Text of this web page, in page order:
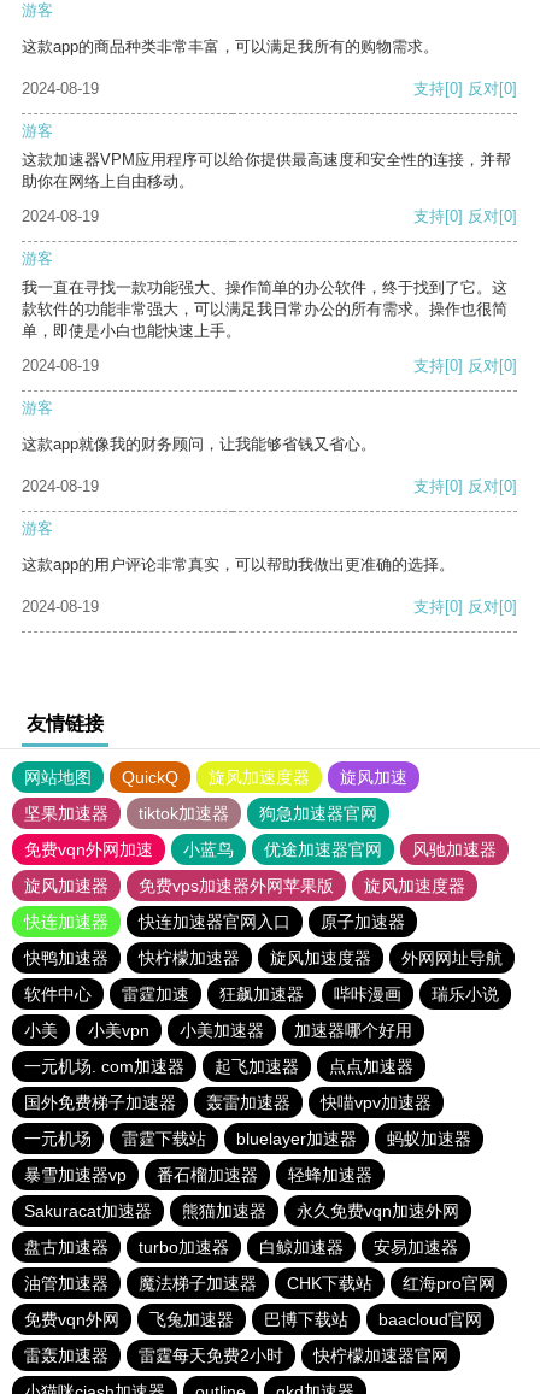
游客
这款app的商品种类非常丰富，可以满足我所有的购物需求。
2024-08-19 支持[0] 反对[0]
游客
这款加速器VPM应用程序可以给你提供最高速度和安全性的连接，并帮
助你在网络上自由移动。
2024-08-19
支持[0] 反对[0]
游客
我一直在寻找一款功能强大、操作简单的办公软件，终于找到了它。这
款软件的功能非常强大，可以满足我日常办公的所有需求。操作也很简
单，即使是小白也能快速上手。
2024-08-19
支持[0] 反对[0]
游客
这款app就像我的财务顾问，让我能够省钱又省心。
2024-08-19 支持[0] 反对[0]
游客
这款app的用户评论非常真实，可以帮助我做出更准确的选择。
2024-08-19 支持[0] 反对[0]
友情链接
网站地图 QuickQ 旋风加速度器
旋风加速
坚果加速器
tiktok加速器
狗急加速器官网
免费vqn外网加速
小蓝鸟 优途加速器官网
风驰加速器
旋风加速器
免费vps加速器外网苹果版
旋风加速度器
快连加速器
快连加速器官网入口
原子加速器
快鸭加速器
快柠檬加速器 旋风加速度器
外网网址导航
软件中心
雷霆加速 狂飙加速器 哔咔漫画
瑞乐小说
小美
小美vpn 小美加速器
加速器哪个好用
一元机场. com加速器
起飞加速器
点点加速器
国外免费梯子加速器
轰雷加速器
快喵vpv加速器
一元机场
雷霆下载站 bluelayer加速器
蚂蚁加速器
暴雪加速器vp
番石榴加速器
轻蜂加速器
Sakuracat加速器
熊猫加速器
永久免费vqn加速外网
盘古加速器
turbo加速器 白鲸加速器
安易加速器
油管加速器
魔法梯子加速器 CHK下载站
红海pro官网
免费vqn外网
飞兔加速器 巴博下载站
baacloud官网
雷轰加速器
雷霆每天免费2小时
快柠檬加速器官网